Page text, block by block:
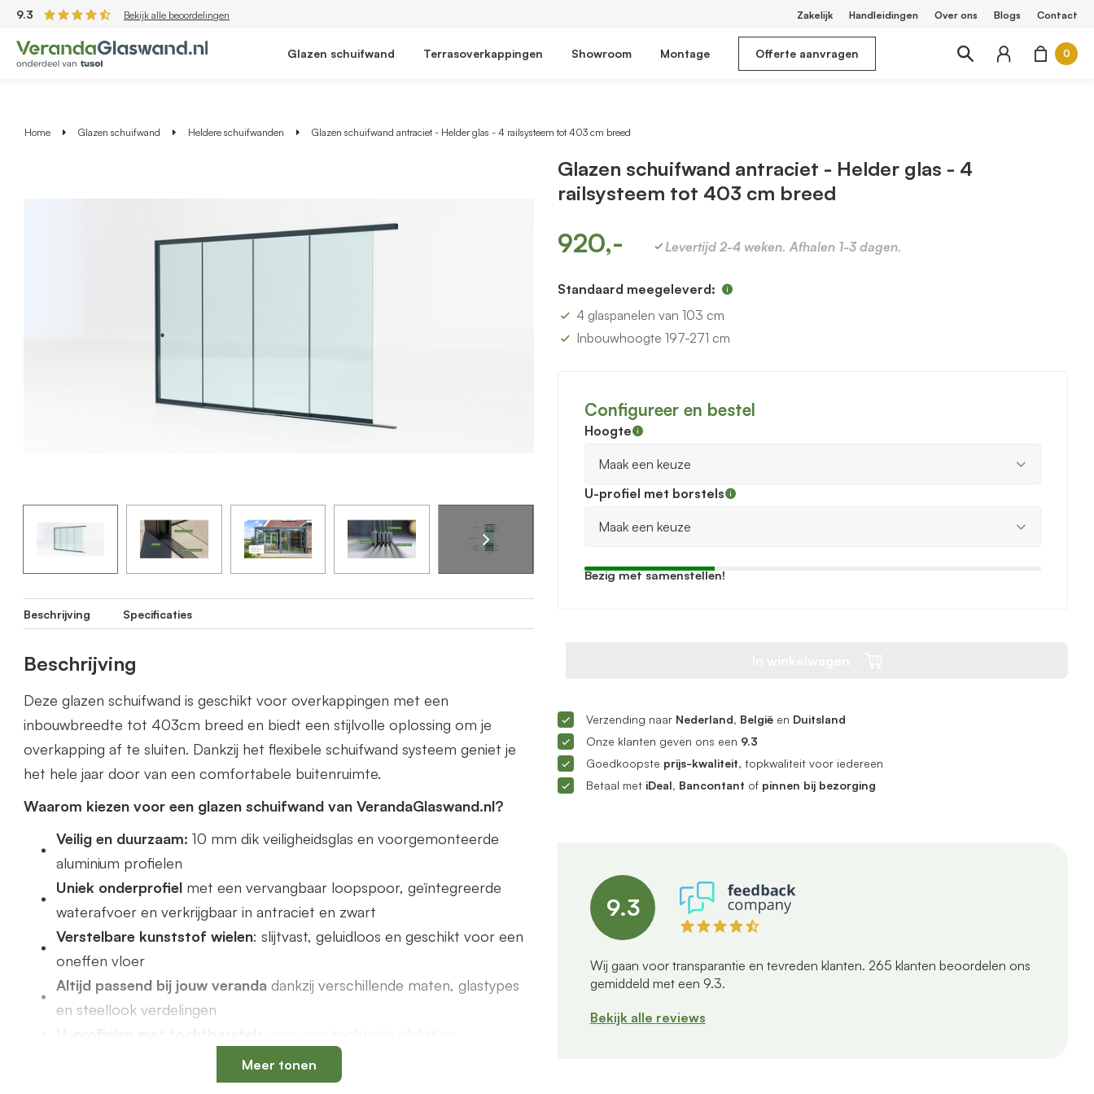
9.3 Bekijk alle beoordelingen Zakelijk Handleidingen Over ons Blogs Contact
Glazen schuifwand Terrasoverkappingen Showroom Montage Offerte aanvragen 0
Home Glazen schuifwand Heldere schuifwanden Glazen schuifwand antraciet - Helder glas - 4 railsysteem tot 403 cm breed
Beschrijving Specificaties
Beschrijving
Deze glazen schuifwand is geschikt voor overkappingen met een
inbouwbreedte tot 403cm breed en biedt een stijlvolle oplossing om je
overkapping af te sluiten. Dankzij het flexibele schuifwand systeem geniet je
het hele jaar door van een comfortabele buitenruimte.
Waarom kiezen voor een glazen schuifwand van VerandaGlaswand.nl?
Veilig en duurzaam: 10 mm dik veiligheidsglas en voorgemonteerde
aluminium profielen
Uniek onderprofiel met een vervangbaar loopspoor, geïntegreerde
waterafvoer en verkrijgbaar in antraciet en zwart
Verstelbare kunststof wielen: slijtvast, geluidloos en geschikt voor een
oneffen vloer
Altijd passend bij jouw veranda dankzij verschillende maten, glastypes
en steellook verdelingen
Meer tonen
Glazen schuifwand antraciet - Helder glas - 4
railsysteem tot 403 cm breed
920,- Levertijd 2-4 weken. Afhalen 1-3 dagen.
Standaard meegeleverd:
4 glaspanelen van 103 cm
Inbouwhoogte 197-271 cm
Configureer en bestel
Hoogte
U-profiel met borstels
Bezig met samenstellen!
Verzending naar Nederland, België en Duitsland
Onze klanten geven ons een 9.3
Goedkoopste prijs-kwaliteit, topkwaliteit voor iedereen
Betaal met iDeal, Bancontant of pinnen bij bezorging
9.3
Wij gaan voor transparantie en tevreden klanten. 265 klanten beoordelen ons
gemiddeld met een 9.3.
Bekijk alle reviews